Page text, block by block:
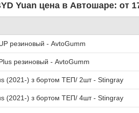
Yuan цена в Автошаре: от
резиновый - AvtoGumm
резиновый - AvtoGumm
(2021-) з бортом ТЕП/ 2шт - Stingray
(2021-) з бортом ТЕП/ 4шт - Stingray